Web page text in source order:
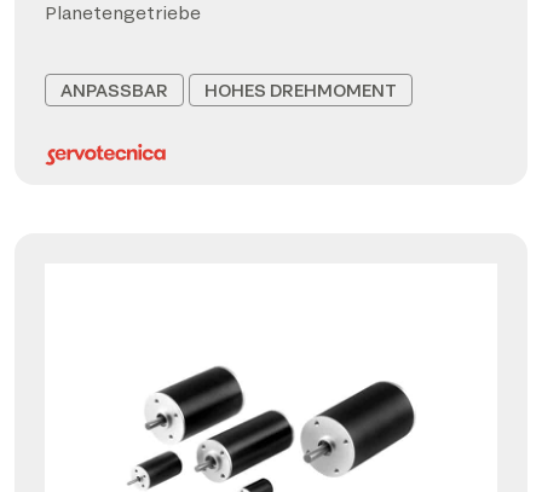
Planetengetriebe
ANPASSBAR HOHES DREHMOMENT